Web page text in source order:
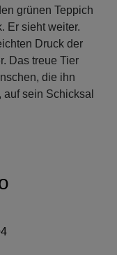
grünen Teppich
Er sieht weiter.
Druck der
Das treue Tier
die ihn
sein Schicksal